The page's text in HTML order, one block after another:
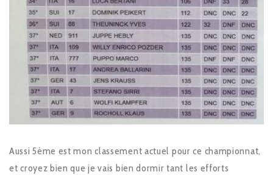
Aussi 5ème est mon classement actuel pour ce championnat,
et croyez bien que je vais bien dormir tant les efforts